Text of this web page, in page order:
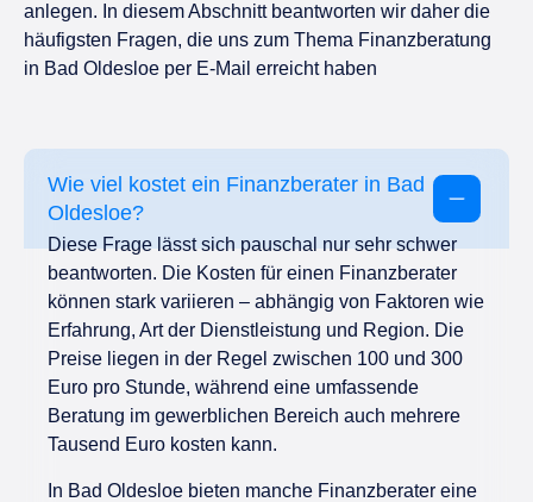
anlegen. In diesem Abschnitt beantworten wir daher die
häufigsten Fragen, die uns zum Thema Finanzberatung
in Bad Oldesloe per E-Mail erreicht haben
Wie viel kostet ein Finanzberater in Bad
Oldesloe?
Diese Frage lässt sich pauschal nur sehr schwer
beantworten. Die Kosten für einen Finanzberater
können stark variieren – abhängig von Faktoren wie
Erfahrung, Art der Dienstleistung und Region. Die
Preise liegen in der Regel zwischen 100 und 300
Euro pro Stunde, während eine umfassende
Beratung im gewerblichen Bereich auch mehrere
Tausend Euro kosten kann.
In Bad Oldesloe bieten manche Finanzberater eine